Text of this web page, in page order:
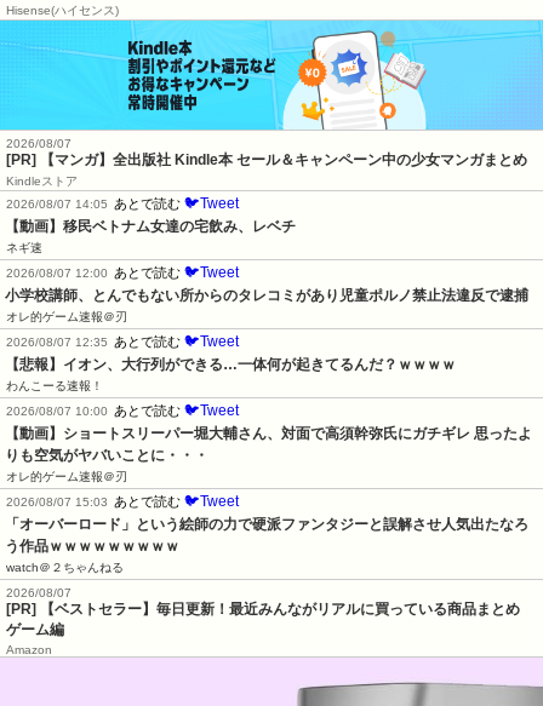
Hisense(ハイセンス)
2026/08/07
[PR] 【マンガ】全出版社 Kindle本 セール＆キャンペーン中の少女マンガまとめ
Kindleストア
2026/08/07 14:05
あとで読む 🐦Tweet
【動画】移民ベトナム女達の宅飲み、レベチ
ネギ速
2026/08/07 12:00
あとで読む 🐦Tweet
小学校講師、とんでもない所からのタレコミがあり児童ポルノ禁止法違反で逮捕
オレ的ゲーム速報＠刃
2026/08/07 12:35
あとで読む 🐦Tweet
【悲報】イオン、大行列ができる…一体何が起きてるんだ？ｗｗｗｗ
わんこーる速報！
2026/08/07 10:00
あとで読む 🐦Tweet
【動画】ショートスリーパー堀大輔さん、対面で高須幹弥氏にガチギレ 思ったよ
りも空気がヤバいことに・・・
オレ的ゲーム速報＠刃
2026/08/07 15:03
あとで読む 🐦Tweet
「オーバーロード」という絵師の力で硬派ファンタジーと誤解させ人気出たなろ
う作品ｗｗｗｗｗｗｗｗｗ
watch＠２ちゃんねる
2026/08/07
[PR] 【ベストセラー】毎日更新！最近みんながリアルに買っている商品まとめ
ゲーム編
Amazon